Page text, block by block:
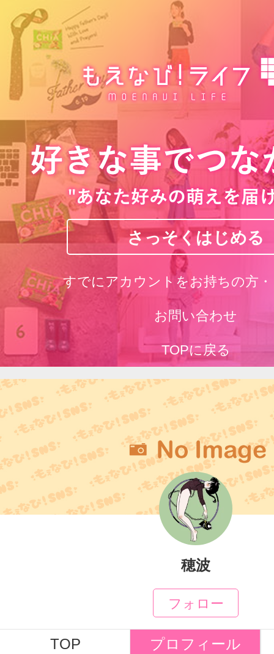
さっそくはじめる
すでにアカウントをお持ちの方
お問い合わせ
TOPに戻る
穂波
フォロー
TOP
プロフィール